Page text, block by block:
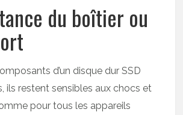
du boîtier ou
d’un disque dur SSD
ils restent sensibles aux chocs et
pour tous les appareils